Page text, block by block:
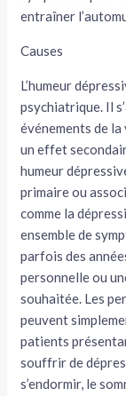
entraîner
Causes
L’humeur
psychiatrique. Il
événements de
un effet
humeur
primaire ou
comme la
ensemble de
parfois des
personnelle ou
souhaitée. Les
peuvent
patients
souffrir de
s’endormir, le